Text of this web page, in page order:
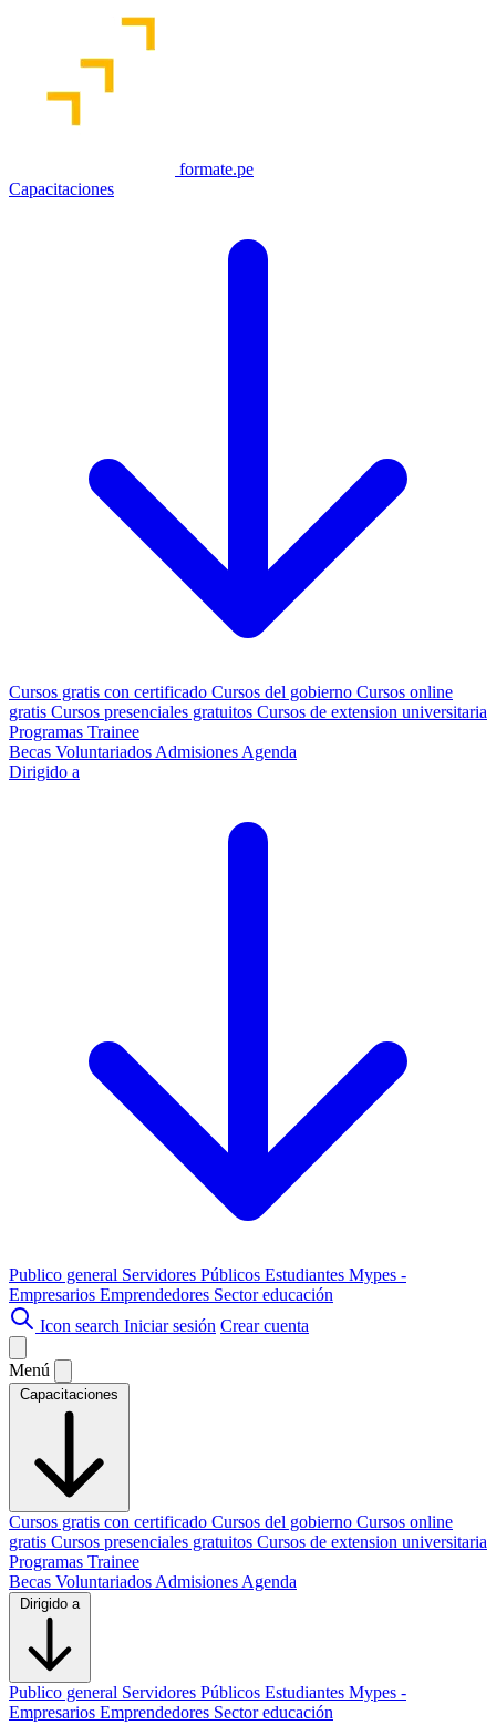
formate.pe
Capacitaciones
Cursos gratis con certificado Cursos del gobierno Cursos online
gratis Cursos presenciales gratuitos Cursos de extension universitaria
Programas Trainee
Becas Voluntariados Admisiones Agenda
Dirigido a
Publico general Servidores Públicos Estudiantes Mypes -
Empresarios Emprendedores Sector educación
Icon search Iniciar sesión Crear cuenta
Menú
Capacitaciones
Cursos gratis con certificado Cursos del gobierno Cursos online
gratis Cursos presenciales gratuitos Cursos de extension universitaria
Programas Trainee
Becas Voluntariados Admisiones Agenda
Dirigido a
Publico general Servidores Públicos Estudiantes Mypes -
Empresarios Emprendedores Sector educación